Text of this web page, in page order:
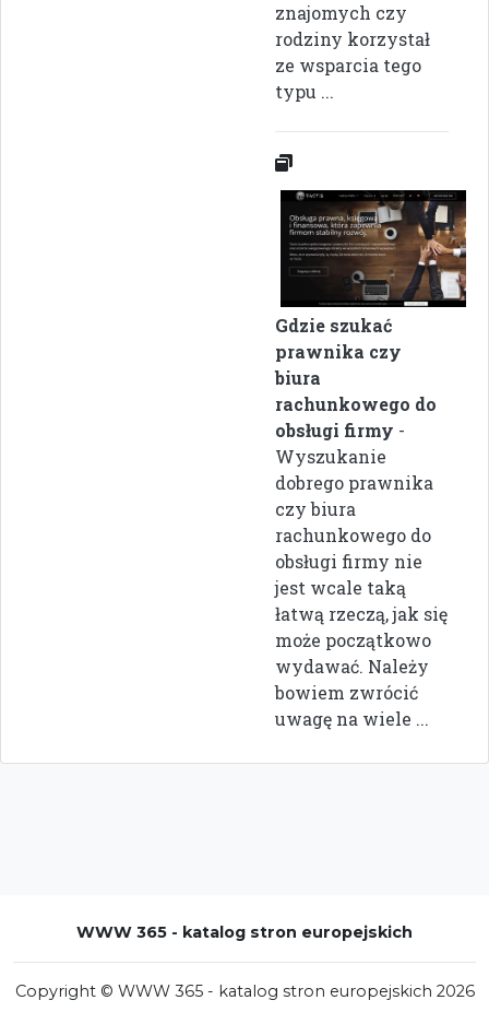
znajomych czy
rodziny korzystał
ze wsparcia tego
typu ...
Gdzie szukać
prawnika czy
biura
rachunkowego do
obsługi firmy -
Wyszukanie
dobrego prawnika
czy biura
rachunkowego do
obsługi firmy nie
jest wcale taką
łatwą rzeczą, jak się
może początkowo
wydawać. Należy
bowiem zwrócić
uwagę na wiele ...
WWW 365 - katalog stron europejskich
Copyright © WWW 365 - katalog stron europejskich 2026